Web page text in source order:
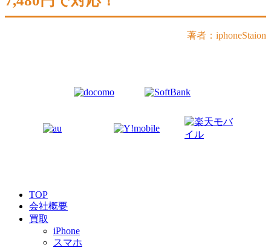
著者：iphoneStaion
TOP
会社概要
買取
iPhone
スマホ